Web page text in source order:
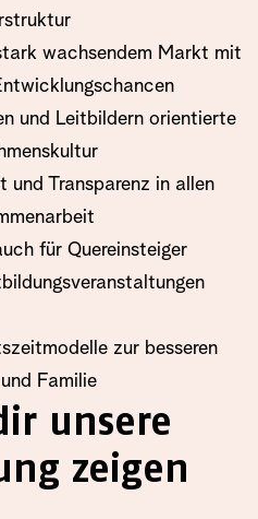
wachsendem Markt mit
und Leitbildern orientierte
und Transparenz in allen
für Quereinsteiger
zur besseren
Familie
unsere
zeigen